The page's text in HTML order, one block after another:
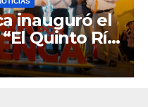
inauguró el
Quinto Río
símbolo de la
ciudadana